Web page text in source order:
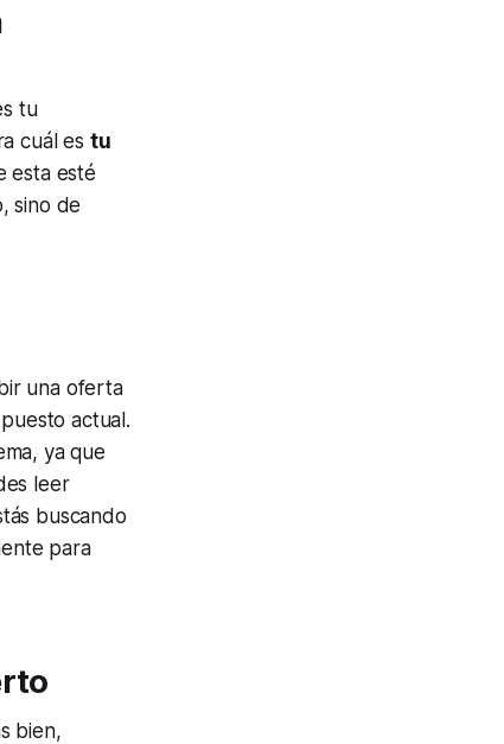
tu
cuál es tu
esta esté
sino de
una oferta
actual.
ya que
leer
buscando
para
bien,